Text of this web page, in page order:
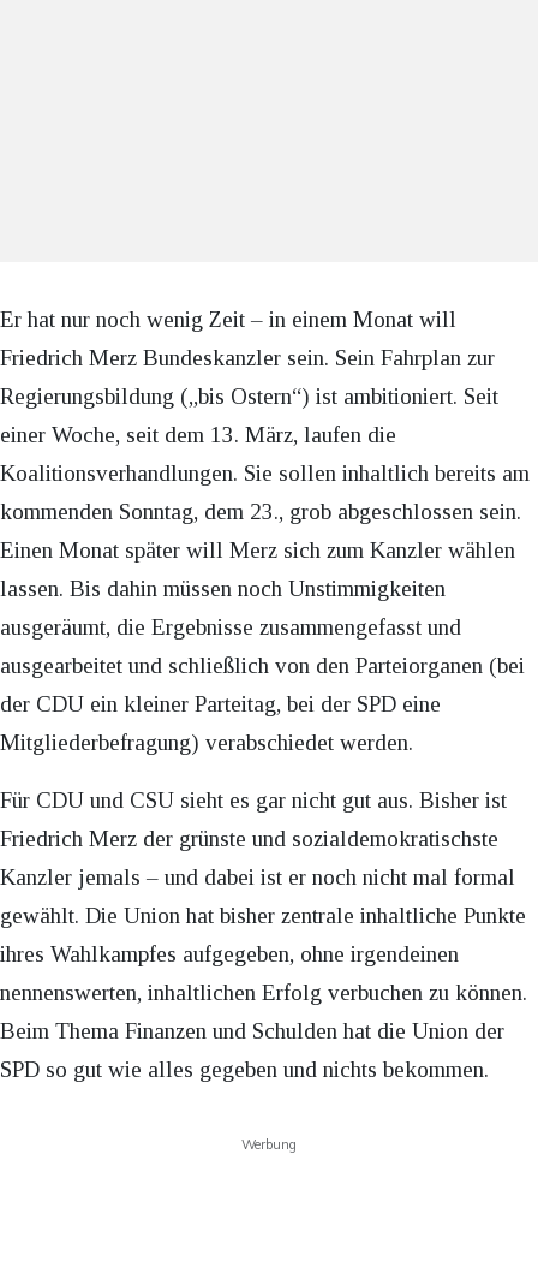
Er hat nur noch wenig Zeit – in einem Monat will
Friedrich Merz Bundeskanzler sein. Sein Fahrplan zur
Regierungsbildung („bis Ostern“) ist ambitioniert. Seit
einer Woche, seit dem 13. März, laufen die
Koalitionsverhandlungen. Sie sollen inhaltlich bereits am
kommenden Sonntag, dem 23., grob abgeschlossen sein.
Einen Monat später will Merz sich zum Kanzler wählen
lassen. Bis dahin müssen noch Unstimmigkeiten
ausgeräumt, die Ergebnisse zusammengefasst und
ausgearbeitet und schließlich von den Parteiorganen (bei
der CDU ein kleiner Parteitag, bei der SPD eine
Mitgliederbefragung) verabschiedet werden.
Für CDU und CSU sieht es gar nicht gut aus. Bisher ist
Friedrich Merz der grünste und sozialdemokratischste
Kanzler jemals – und dabei ist er noch nicht mal formal
gewählt. Die Union hat bisher zentrale inhaltliche Punkte
ihres Wahlkampfes aufgegeben, ohne irgendeinen
nennenswerten, inhaltlichen Erfolg verbuchen zu können.
Beim Thema Finanzen und Schulden hat die Union der
SPD so gut wie alles gegeben und nichts bekommen.
Werbung